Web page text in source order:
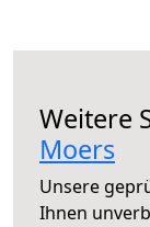
Weitere
Moers
Unsere
Ihnen